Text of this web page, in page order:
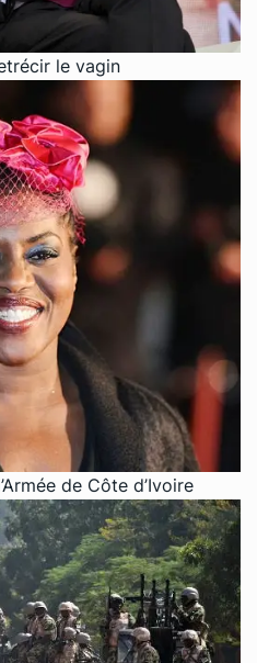
le vagin
de Côte d’Ivoire